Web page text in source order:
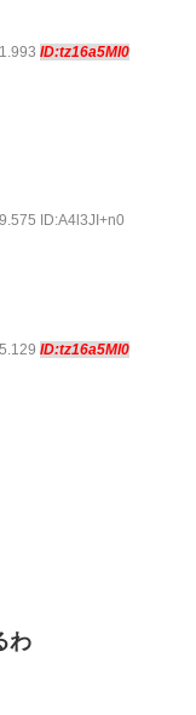
ID:tz16a5Ml0
ID:A4l3JI+n0
ID:tz16a5Ml0
わ